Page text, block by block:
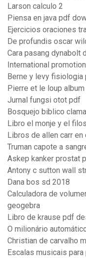
Larson calculo 2
Piensa en java pdf
Ejercicios oraciones
De profundis oscar
Cara pasang dynabolt
International
Berne y levy fisiologia
Pierre et le loup
Jurnal fungsi otot pdf
Bosquejo biblico
Libro el monje y el
Libros de allen carr en
Truman capote a
Askep kanker prostat
Antony c sutton wall
Dana bos sd 2018
Calculadora de
geogebra
Libro de krause pdf
O milionário
Christian de carvalho
Escalas musicais